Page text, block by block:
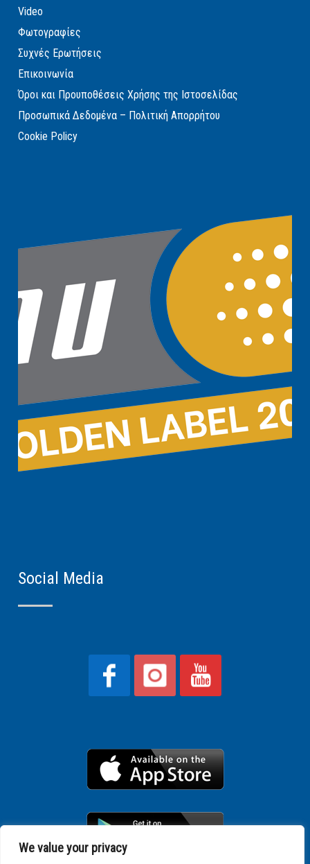
We value your privacy
Video
Φωτογραφίες
Συχνές Ερωτήσεις
Επικοινωνία
Όροι και Προυποθέσεις Χρήσης της Ιστοσελίδας
Προσωπικά Δεδομένα – Πολιτική Απορρήτου
Cookie Policy
Social Media